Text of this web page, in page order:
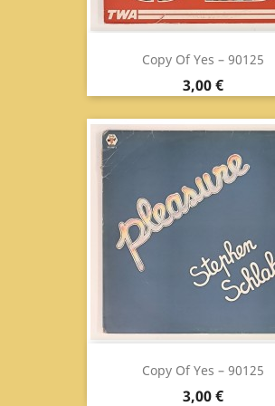
Copy Of Yes ‎– 90125
Prix
3,00 €
Copy Of Yes ‎– 90125
Prix
3,00 €